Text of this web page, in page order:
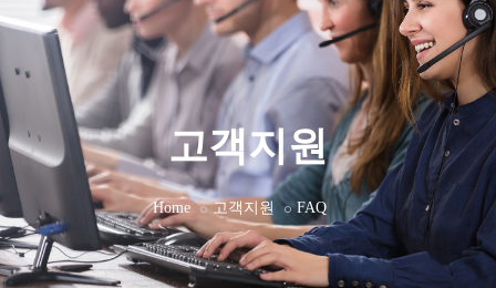
고객지원
Home 고객지원 FAQ